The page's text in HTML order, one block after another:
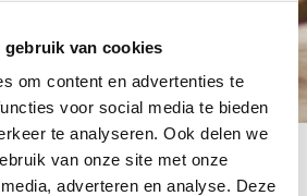
gebruik van cookies
om content en advertenties te
voor social media te bieden
te analyseren. Ook delen we
van onze site met onze
adverteren en analyse. Deze